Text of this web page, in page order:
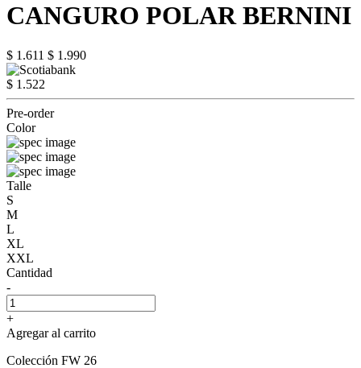
CANGURO POLAR BERNINI
$ 1.611 $ 1.990
$ 1.522
Pre-order
Color
Talle
S
M
L
XL
XXL
Cantidad
-
+
Agregar al carrito
Colección FW 26